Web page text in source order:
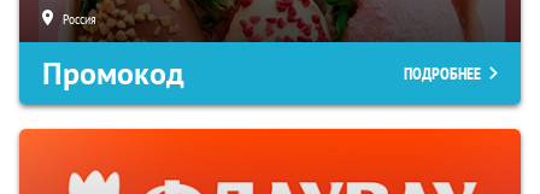
Россия
Промокод ПОДРОБНЕЕ